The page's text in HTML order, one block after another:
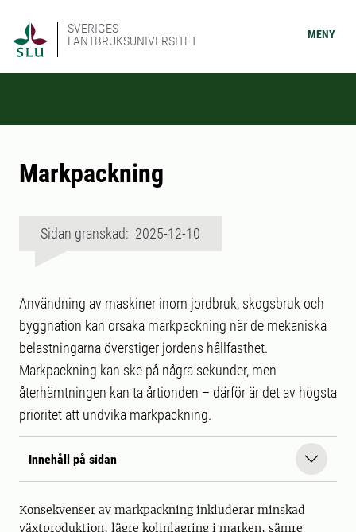
SVERIGES
LANTBRUKSUNIVERSITET
MENY
Markpackning
Sidan granskad: 2025-12-10
Användning av maskiner inom jordbruk, skogsbruk och
byggnation kan orsaka markpackning när de mekaniska
belastningarna överstiger jordens hållfasthet.
Markpackning kan ske på några sekunder, men
återhämtningen kan ta årtionden – därför är det av högsta
prioritet att undvika markpackning.
Innehåll på sidan
Konsekvenser av markpackning inkluderar minskad
växtproduktion, lägre kolinlagring i marken, sämre